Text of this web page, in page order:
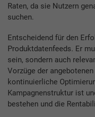
Raten, da sie Nutzern
suchen.
Entscheidend für den
Produktdatenfeeds. Er
sein, sondern auch
Vorzüge der
kontinuierliche
Kampagnenstruktur ist
bestehen und die